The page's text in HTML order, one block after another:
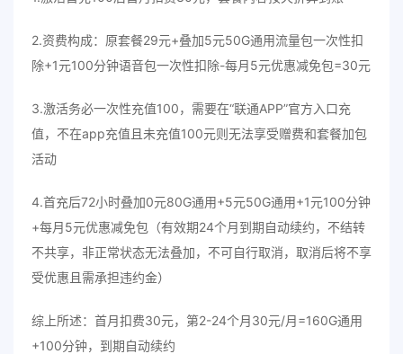
2.资费构成：原套餐29元+叠加5元50G通用流量包一次性扣
除+1元100分钟语音包一次性扣除-每月5元优惠减免包=30元
3.激活务必一次性充值100，需要在“联通APP”官方入口充
值，不在app充值且未充值100元则无法享受赠费和套餐加包
活动
4.首充后72小时叠加0元80G通用+5元50G通用+1元100分钟
+每月5元优惠减免包（有效期24个月到期自动续约，不结转
不共享，非正常状态无法叠加，不可自行取消，取消后将不享
受优惠且需承担违约金）
综上所述：首月扣费30元，第2-24个月30元/月=160G通用
+100分钟，到期自动续约